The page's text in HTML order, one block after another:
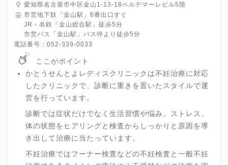
愛知県名古屋市中区金山1-13-18ベルデマーレビル5階
市営地下鉄「金山駅」6番出口すぐ
JR・名鉄「金山総合駅」徒歩5分
市営バス「金山駅」バス停より徒歩5分
電話番号： 052-339-0033
ここがポイント
かとうせんとよレディスクリニックは不妊治療に対応
したクリニックで、診断に重きを置いたスタイルで運
営を行っています。
診断では症状だけでなく生活習慣や悩み、ストレス、
体の状態をヒアリングと検査からしっかりと原因を導
き出して治療に当たっています。
不妊治療ではフーナー検査などの不妊検査と一般不妊